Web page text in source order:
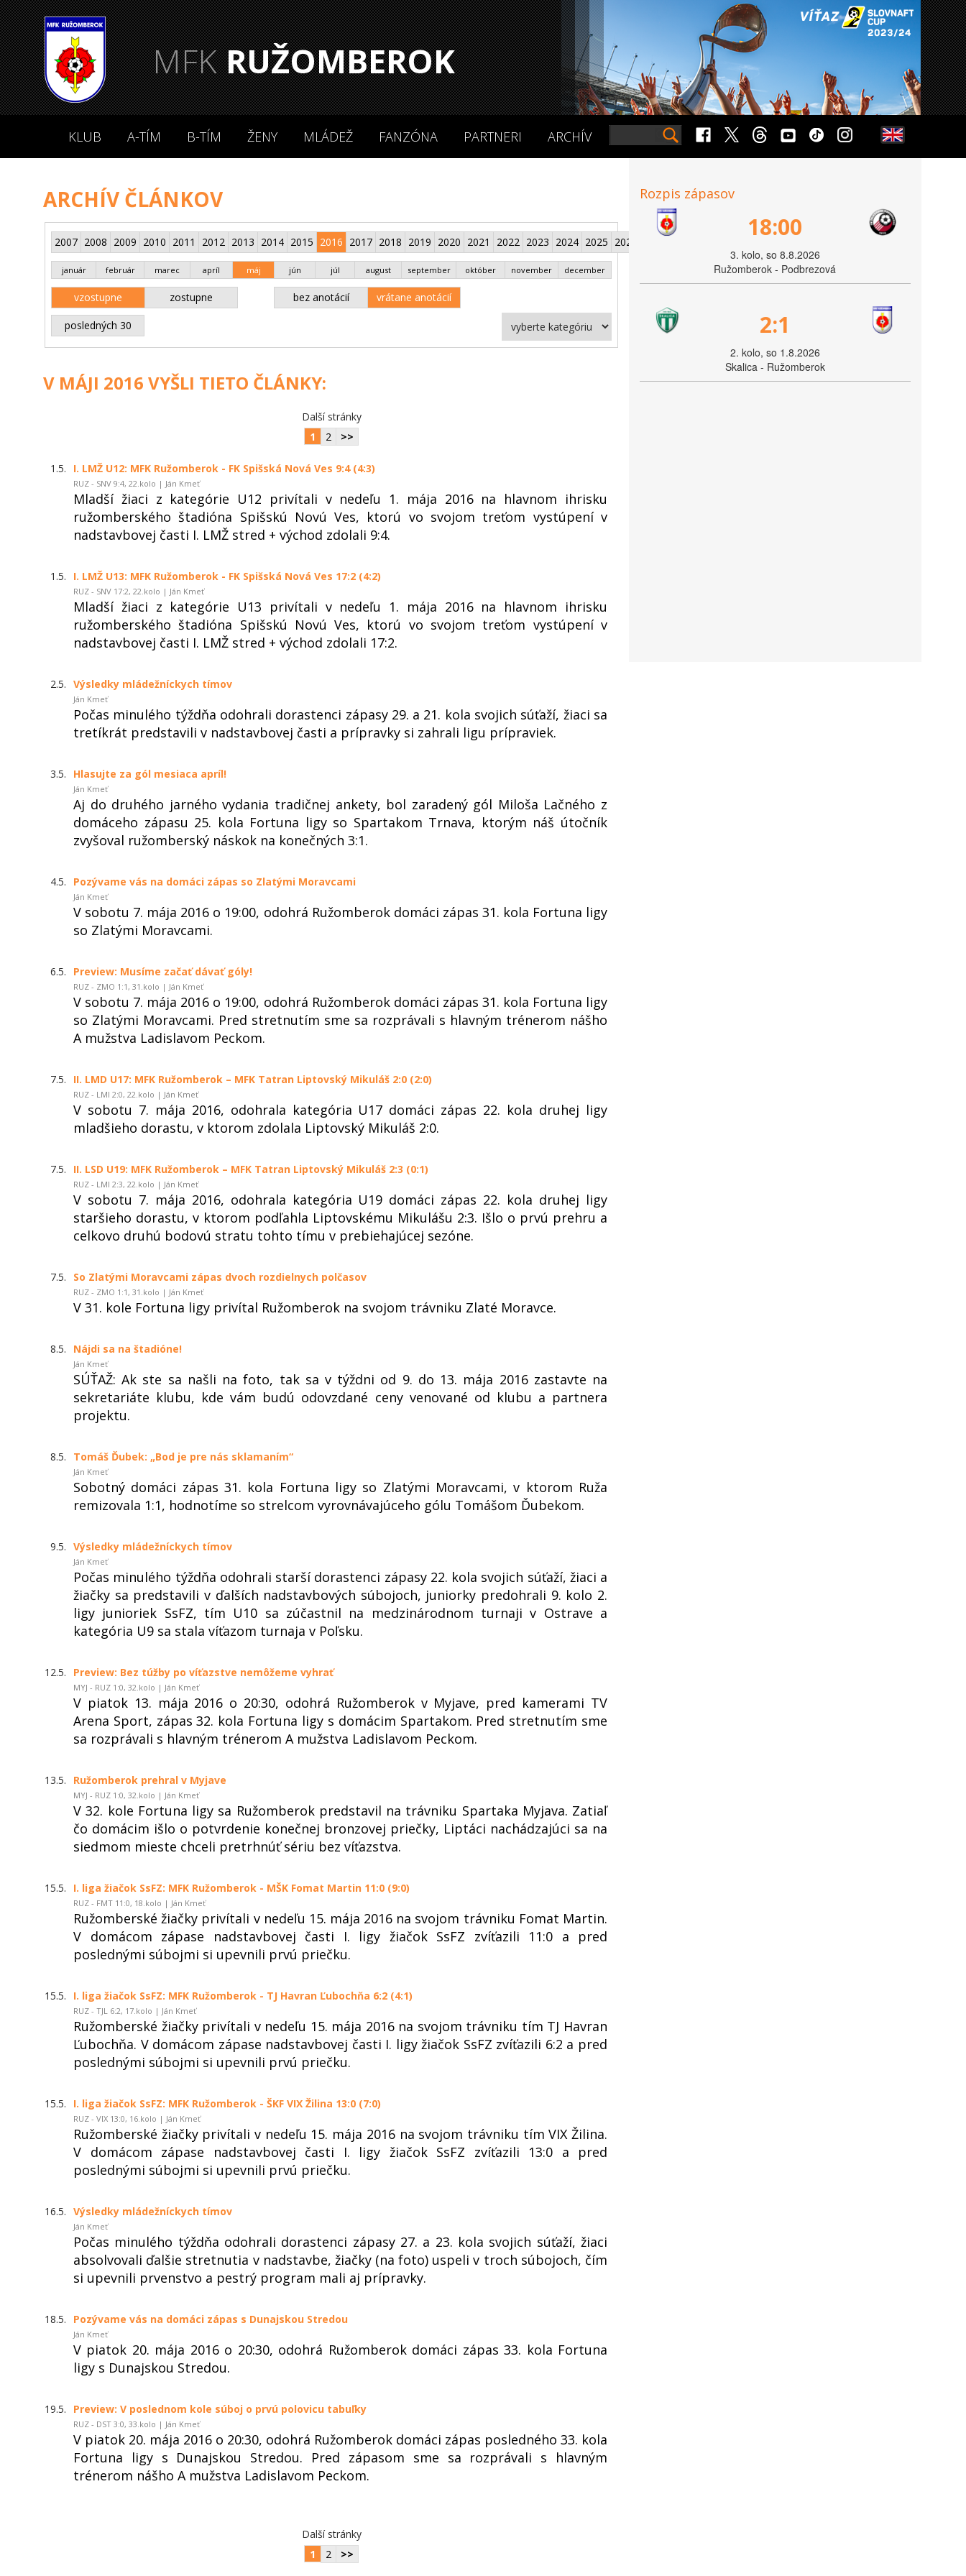
MFKRUŽOMBEROK
KLUB A-TÍM B-TÍM ŽENY MLÁDEŽ FANZÓNA PARTNERI ARCHÍV
ARCHÍV ČLÁNKOV
2007 2008 2009 2010 2011 2012 2013 2014 2015 2016 2017 2018 2019 2020 2021 2022 2023 2024 2025 2026
január február marec apríl máj jún júl august september október november december
vzostupne zostupne bez anotácií vrátane anotácií
posledných 30
V MÁJI 2016 VYŠLI TIETO ČLÁNKY:
Další stránky
1
2 >>
1.5. I. LMŽ U12: MFK Ružomberok - FK Spišská Nová Ves 9:4 (4:3)
RUZ - SNV 9:4, 22.kolo | Ján Kmeť
Mladší žiaci z kategórie U12 privítali v nedeľu 1. mája 2016 na hlavnom ihrisku
ružomberského štadióna Spišskú Novú Ves, ktorú vo svojom treťom vystúpení v
nadstavbovej časti I. LMŽ stred + východ zdolali 9:4.
1.5. I. LMŽ U13: MFK Ružomberok - FK Spišská Nová Ves 17:2 (4:2)
RUZ - SNV 17:2, 22.kolo | Ján Kmeť
Mladší žiaci z kategórie U13 privítali v nedeľu 1. mája 2016 na hlavnom ihrisku
ružomberského štadióna Spišskú Novú Ves, ktorú vo svojom treťom vystúpení v
nadstavbovej časti I. LMŽ stred + východ zdolali 17:2.
2.5. Výsledky mládežníckych tímov
Ján Kmeť
Počas minulého týždňa odohrali dorastenci zápasy 29. a 21. kola svojich súťaží, žiaci sa
tretíkrát predstavili v nadstavbovej časti a prípravky si zahrali ligu prípraviek.
3.5. Hlasujte za gól mesiaca apríl!
Ján Kmeť
Aj do druhého jarného vydania tradičnej ankety, bol zaradený gól Miloša Lačného z
domáceho zápasu 25. kola Fortuna ligy so Spartakom Trnava, ktorým náš útočník
zvyšoval ružomberský náskok na konečných 3:1.
4.5. Pozývame vás na domáci zápas so Zlatými Moravcami
Ján Kmeť
V sobotu 7. mája 2016 o 19:00, odohrá Ružomberok domáci zápas 31. kola Fortuna ligy
so Zlatými Moravcami.
6.5. Preview: Musíme začať dávať góly!
RUZ - ZMO 1:1, 31.kolo | Ján Kmeť
V sobotu 7. mája 2016 o 19:00, odohrá Ružomberok domáci zápas 31. kola Fortuna ligy
so Zlatými Moravcami. Pred stretnutím sme sa rozprávali s hlavným trénerom nášho
A mužstva Ladislavom Peckom.
7.5. II. LMD U17: MFK Ružomberok – MFK Tatran Liptovský Mikuláš 2:0 (2:0)
RUZ - LMI 2:0, 22.kolo | Ján Kmeť
V sobotu 7. mája 2016, odohrala kategória U17 domáci zápas 22. kola druhej ligy
mladšieho dorastu, v ktorom zdolala Liptovský Mikuláš 2:0.
7.5. II. LSD U19: MFK Ružomberok – MFK Tatran Liptovský Mikuláš 2:3 (0:1)
RUZ - LMI 2:3, 22.kolo | Ján Kmeť
V sobotu 7. mája 2016, odohrala kategória U19 domáci zápas 22. kola druhej ligy
staršieho dorastu, v ktorom podľahla Liptovskému Mikulášu 2:3. Išlo o prvú prehru a
celkovo druhú bodovú stratu tohto tímu v prebiehajúcej sezóne.
7.5. So Zlatými Moravcami zápas dvoch rozdielnych polčasov
RUZ - ZMO 1:1, 31.kolo | Ján Kmeť
V 31. kole Fortuna ligy privítal Ružomberok na svojom trávniku Zlaté Moravce.
8.5. Nájdi sa na štadióne!
Ján Kmeť
SÚŤAŽ: Ak ste sa našli na foto, tak sa v týždni od 9. do 13. mája 2016 zastavte na
sekretariáte klubu, kde vám budú odovzdané ceny venované od klubu a partnera
projektu.
8.5. Tomáš Ďubek: „Bod je pre nás sklamaním“
Ján Kmeť
Sobotný domáci zápas 31. kola Fortuna ligy so Zlatými Moravcami, v ktorom Ruža
remizovala 1:1, hodnotíme so strelcom vyrovnávajúceho gólu Tomášom Ďubekom.
9.5. Výsledky mládežníckych tímov
Ján Kmeť
Počas minulého týždňa odohrali starší dorastenci zápasy 22. kola svojich súťaží, žiaci a
žiačky sa predstavili v ďalších nadstavbových súbojoch, juniorky predohrali 9. kolo 2.
ligy junioriek SsFZ, tím U10 sa zúčastnil na medzinárodnom turnaji v Ostrave a
kategória U9 sa stala víťazom turnaja v Poľsku.
12.5. Preview: Bez túžby po víťazstve nemôžeme vyhrať
MYJ - RUZ 1:0, 32.kolo | Ján Kmeť
V piatok 13. mája 2016 o 20:30, odohrá Ružomberok v Myjave, pred kamerami TV
Arena Sport, zápas 32. kola Fortuna ligy s domácim Spartakom. Pred stretnutím sme
sa rozprávali s hlavným trénerom A mužstva Ladislavom Peckom.
13.5. Ružomberok prehral v Myjave
MYJ - RUZ 1:0, 32.kolo | Ján Kmeť
V 32. kole Fortuna ligy sa Ružomberok predstavil na trávniku Spartaka Myjava. Zatiaľ
čo domácim išlo o potvrdenie konečnej bronzovej priečky, Liptáci nachádzajúci sa na
siedmom mieste chceli pretrhnúť sériu bez víťazstva.
15.5. I. liga žiačok SsFZ: MFK Ružomberok - MŠK Fomat Martin 11:0 (9:0)
RUZ - FMT 11:0, 18.kolo | Ján Kmeť
Ružomberské žiačky privítali v nedeľu 15. mája 2016 na svojom trávniku Fomat Martin.
V domácom zápase nadstavbovej časti I. ligy žiačok SsFZ zvíťazili 11:0 a pred
poslednými súbojmi si upevnili prvú priečku.
15.5. I. liga žiačok SsFZ: MFK Ružomberok - TJ Havran Ľubochňa 6:2 (4:1)
RUZ - TJL 6:2, 17.kolo | Ján Kmeť
Ružomberské žiačky privítali v nedeľu 15. mája 2016 na svojom trávniku tím TJ Havran
Ľubochňa. V domácom zápase nadstavbovej časti I. ligy žiačok SsFZ zvíťazili 6:2 a pred
poslednými súbojmi si upevnili prvú priečku.
15.5. I. liga žiačok SsFZ: MFK Ružomberok - ŠKF VIX Žilina 13:0 (7:0)
RUZ - VIX 13:0, 16.kolo | Ján Kmeť
Ružomberské žiačky privítali v nedeľu 15. mája 2016 na svojom trávniku tím VIX Žilina.
V domácom zápase nadstavbovej časti I. ligy žiačok SsFZ zvíťazili 13:0 a pred
poslednými súbojmi si upevnili prvú priečku.
16.5. Výsledky mládežníckych tímov
Ján Kmeť
Počas minulého týždňa odohrali dorastenci zápasy 27. a 23. kola svojich súťaží, žiaci
absolvovali ďalšie stretnutia v nadstavbe, žiačky (na foto) uspeli v troch súbojoch, čím
si upevnili prvenstvo a pestrý program mali aj prípravky.
18.5. Pozývame vás na domáci zápas s Dunajskou Stredou
Ján Kmeť
V piatok 20. mája 2016 o 20:30, odohrá Ružomberok domáci zápas 33. kola Fortuna
ligy s Dunajskou Stredou.
19.5. Preview: V poslednom kole súboj o prvú polovicu tabuľky
RUZ - DST 3:0, 33.kolo | Ján Kmeť
V piatok 20. mája 2016 o 20:30, odohrá Ružomberok domáci zápas posledného 33. kola
Fortuna ligy s Dunajskou Stredou. Pred zápasom sme sa rozprávali s hlavným
trénerom nášho A mužstva Ladislavom Peckom.
Další stránky
1
2 >>
Rozpis zápasov
18:00
3. kolo, so 8.8.2026
Ružomberok - Podbrezová
2:1
2. kolo, so 1.8.2026
Skalica - Ružomberok